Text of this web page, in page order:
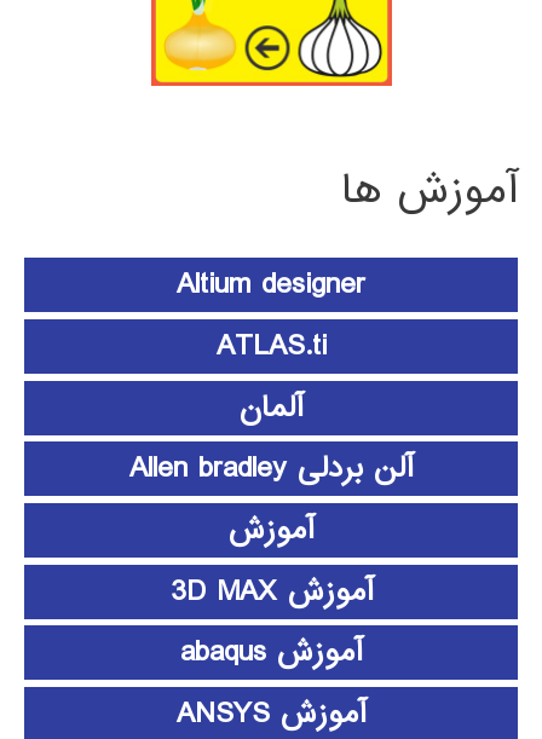
آموزش ها
Altium designer
ATLAS.ti
آلمان
آلن بردلی Allen bradley
آموزش
آموزش 3D MAX
آموزش abaqus
آموزش ANSYS